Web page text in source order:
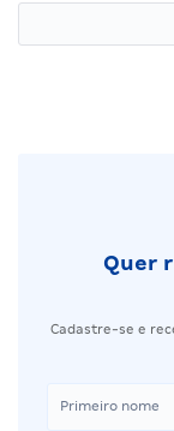
Quer
Cadastre-se e